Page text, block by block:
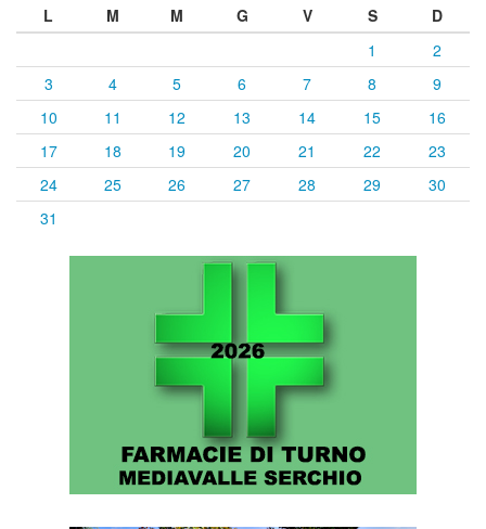
L
M M G V S
D
1
2
3
4 5 6 7 8
9
10
11 12 13 14 15
16
17
18 19 20 21 22
23
24
25 26 27 28 29
30
31